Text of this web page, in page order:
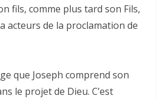
fils, comme plus tard son Fils,
acteurs de la proclamation de
que Joseph comprend son
le projet de Dieu. C’est